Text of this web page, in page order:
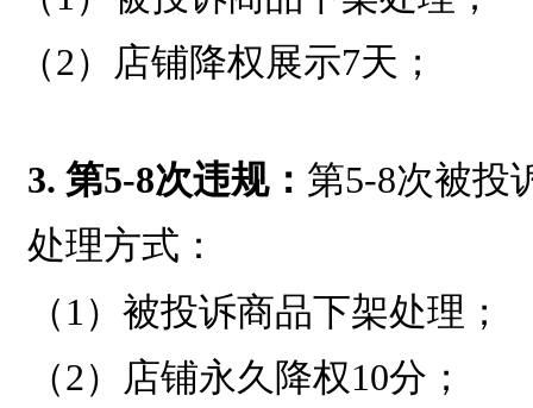
（2）店铺降权展示7天；
3. 第5-8次违规： 第5-8次被投
处理方式：
（1）被投诉商品下架处理；
（2）店铺永久降权10分；